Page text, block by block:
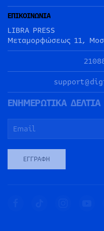
ΕΠΙΚΟΙΝΩΝΙΑ
LIBRA PRESS
Μεταμορφώσεως 11,
ΕΝΗΜΕΡΩΤΙΚΑ ΔΕΛΤΙΑ
ΕΓΓΡΑΦΉ